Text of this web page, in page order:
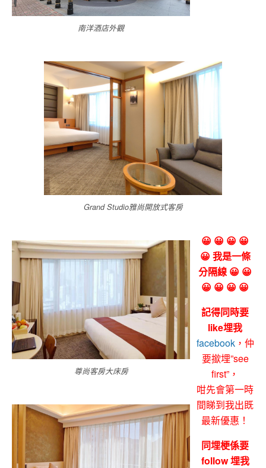
南洋酒店外觀
Grand Studio雅尚開放式客房
尊尚客房大床房
😀 😀 😀 😀
😀 我是一條
分隔線 😀 😀
😀 😀 😀 😀
記得同時要
like埋我
facebook，仲
要撳埋”see
first”，
咁先會第一時
間睇到我出既
最新優惠！
同埋梗係要
follow 埋我